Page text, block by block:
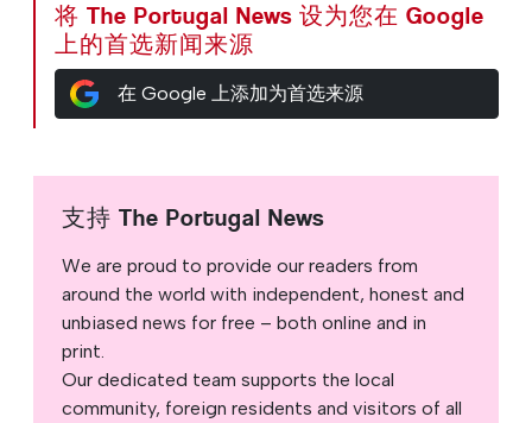
将 The Portugal News 设为您在 Google
上的首选新闻来源
在 Google 上添加为首选来源
支持 The Portugal News
We are proud to provide our readers from
around the world with independent, honest and
unbiased news for free – both online and in
print.
Our dedicated team supports the local
community, foreign residents and visitors of all